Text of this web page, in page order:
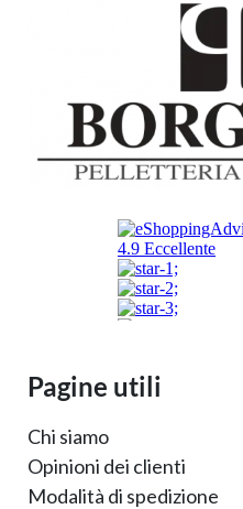
Pagine utili
Chi siamo
Opinioni dei clienti
Modalità di spedizione